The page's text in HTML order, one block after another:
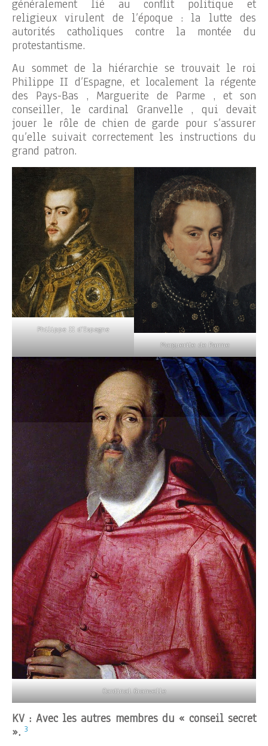
généralement lié au conflit politique et
religieux virulent de l’époque : la lutte des
autorités catholiques contre la montée du
protestantisme.
Au sommet de la hiérarchie se trouvait le roi
Philippe II d’Espagne, et localement la régente
des Pays-Bas , Marguerite de Parme , et son
conseiller, le cardinal Granvelle , qui devait
jouer le rôle de chien de garde pour s’assurer
qu’elle suivait correctement les instructions du
grand patron.
Philippe II d’Espagne
Marguerite de Parme
Cardinal Granvelle
KV : Avec les autres membres du « conseil secret
». 3